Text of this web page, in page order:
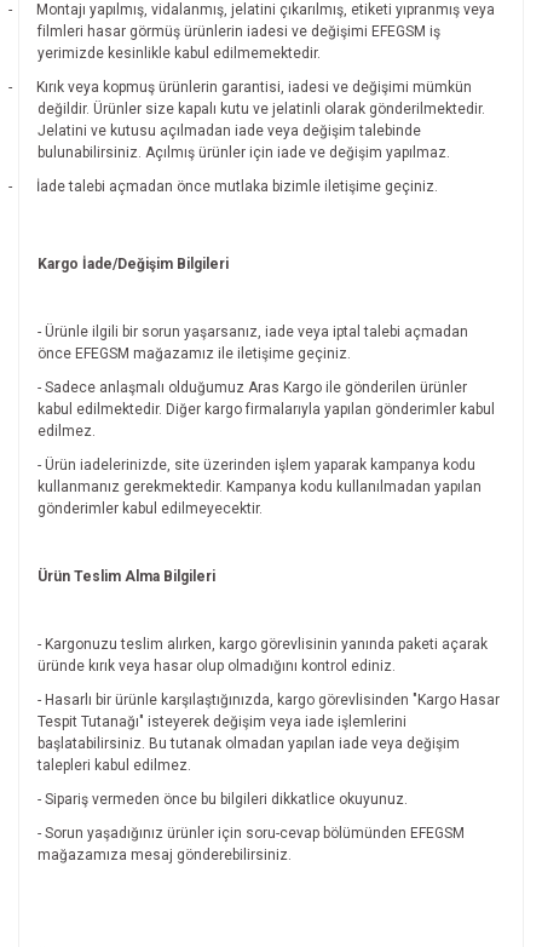
-
Montajı yapılmış, vidalanmış, jelatini çıkarılmış, etiketi yıpranmış veya
filmleri hasar görmüş ürünlerin iadesi ve değişimi EFEGSM iş
yerimizde kesinlikle kabul edilmemektedir.
-
Kırık veya kopmuş ürünlerin garantisi, iadesi ve değişimi mümkün
değildir. Ürünler size kapalı kutu ve jelatinli olarak gönderilmektedir.
Jelatini ve kutusu açılmadan iade veya değişim talebinde
bulunabilirsiniz. Açılmış ürünler için iade ve değişim yapılmaz.
-
İade talebi açmadan önce mutlaka bizimle iletişime geçiniz.
Kargo İade/Değişim Bilgileri
- Ürünle ilgili bir sorun yaşarsanız, iade veya iptal talebi açmadan
önce EFEGSM mağazamız ile iletişime geçiniz.
- Sadece anlaşmalı olduğumuz Aras Kargo ile gönderilen ürünler
kabul edilmektedir. Diğer kargo firmalarıyla yapılan gönderimler kabul
edilmez.
- Ürün iadelerinizde, site üzerinden işlem yaparak kampanya kodu
kullanmanız gerekmektedir. Kampanya kodu kullanılmadan yapılan
gönderimler kabul edilmeyecektir.
Ürün Teslim Alma Bilgileri
- Kargonuzu teslim alırken, kargo görevlisinin yanında paketi açarak
üründe kırık veya hasar olup olmadığını kontrol ediniz.
- Hasarlı bir ürünle karşılaştığınızda, kargo görevlisinden "Kargo Hasar
Tespit Tutanağı" isteyerek değişim veya iade işlemlerini
başlatabilirsiniz. Bu tutanak olmadan yapılan iade veya değişim
talepleri kabul edilmez.
- Sipariş vermeden önce bu bilgileri dikkatlice okuyunuz.
- Sorun yaşadığınız ürünler için soru-cevap bölümünden EFEGSM
mağazamıza mesaj gönderebilirsiniz.